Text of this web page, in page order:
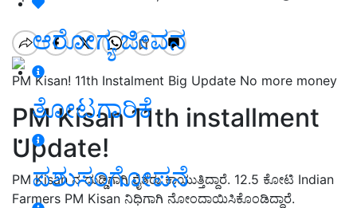
ಆರೋಗ್ಯ ಜೀವನ
ತೋಟಗಾರಿಕೆ
ಪಶುಸಂಗೋಪನೆ
PM Kisan! 11th Instalment Big Update No more money
PM Kisan 11th installment
Update!
PM Kisan ನ ದುಡ್ಡಿಗಾಗಿ ರೈತರು ಕಾಯುತ್ತಿದ್ದಾರೆ. 12.5 ಕೋಟಿ Indian
Farmers PM Kisan ನಿಧಿಗಾಗಿ ನೋಂದಾಯಿಸಿಕೊಂಡಿದ್ದಾರೆ.